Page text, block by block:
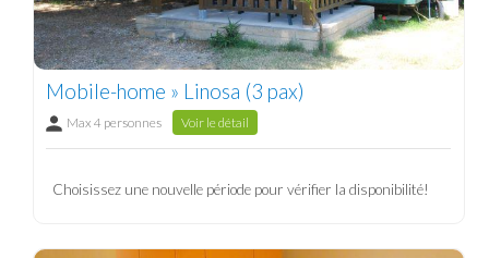
Mobile-home » Linosa (3 pax)
Max 4 personnes Voir le détail
Choisissez une nouvelle période pour vérifier la disponibilité!